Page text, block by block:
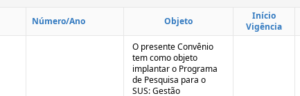
Número/Ano Objeto
Início
Vigência
O presente Convênio
tem como objeto
implantar o Programa
de Pesquisa para o
SUS: Gestão